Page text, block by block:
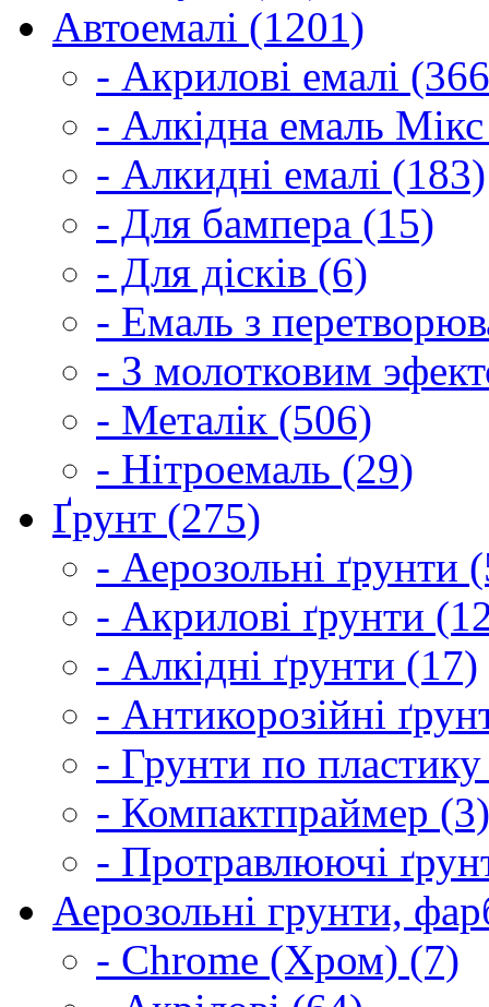
Автоемалі (1201)
- Акрилові емалі
- Алкідна емаль
- Алкидні емалі (183)
- Для бампера (15)
- Для дісків (6)
- Емаль з
- З молотковим
- Металік (506)
- Нітроемаль (29)
Ґрунт (275)
- Аерозольні ґрунти
- Акрилові ґрунти
- Алкідні ґрунти (17)
- Антикорозійні
- Грунти по
- Компактпраймер (3)
- Протравлюючі
Аерозольні грунти,
- Chrome (Хром) (7)